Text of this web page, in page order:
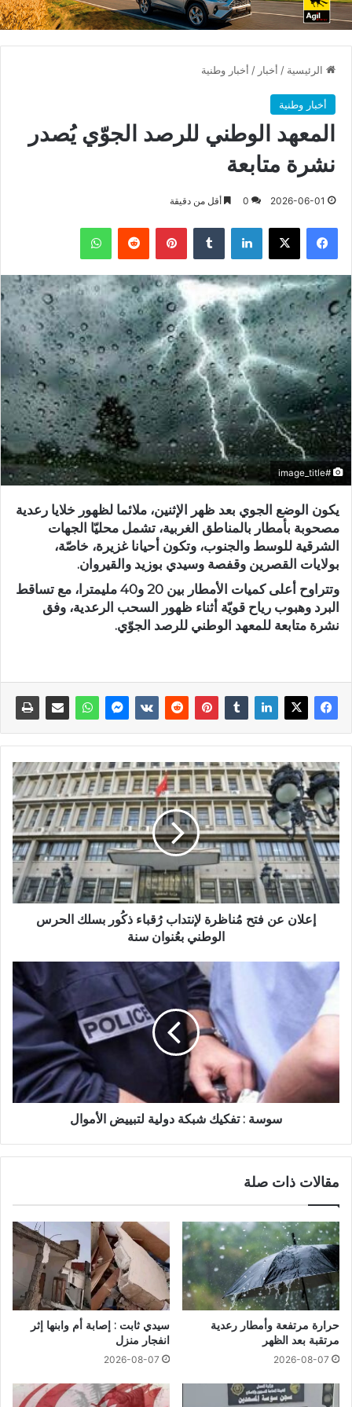
الرئيسية / أخبار / أخبار وطنية
أخبار وطنية
المعهد الوطني للرصد الجوّي يُصدر
نشرة متابعة
2026-06-01
0 أقل من دقيقة
فيسبوك X لينكدإن بينتيريست واتساب
#image_title
يكون الوضع الجوي بعد ظهر الإثنين، ملائما لظهور خلايا رعدية
مصحوبة بأمطار بالمناطق الغربية، تشمل محليّا الجهات
الشرقية للوسط والجنوب، وتكون أحيانا غزيرة، خاصّة،
بولايات القصرين وقفصة وسيدي بوزيد والقيروان.
وتتراوح أعلى كميات الأمطار بين 20 و40 مليمترا، مع تساقط
البرد وهبوب رياح قويّة أثناء ظهور السحب الرعدية، وفق
نشرة متابعة للمعهد الوطني للرصد الجوّي.
إعلان عن فتح مُناظرة لإنتداب رُقباء ذكُور بسلك الحرس
الوطني بعُنوان سنة
سوسة : تفكيك شبكة دولية لتبييض الأموال
مقالات ذات صلة
حرارة مرتفعة وأمطار رعدية
مرتقبة بعد الظهر
2026-08-07
سيدي ثابت : إصابة أم وابنها إثر
انفجار منزل
2026-08-07